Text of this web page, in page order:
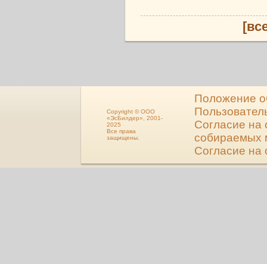
Copyright © ООО
«ЭсБилдер», 2001-
2025
Все права
защищены.
Положение
Согласие на
собираемых
Согласие на